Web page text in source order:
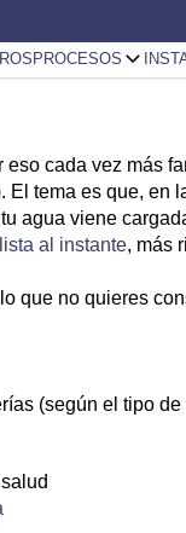
PROCESOS
cada vez
tema es que,
agua viene
al instante, más
lo que no quieres
(según el tipo de